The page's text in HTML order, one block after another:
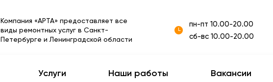
Компания «АРТА» предоставляет все
виды ремонтных услуг в Санкт-
Петербурге и Ленинградской области
пн-пт 10.00-20.00
сб-вс 10.00-20.00
Услуги Наши работы Вакансии